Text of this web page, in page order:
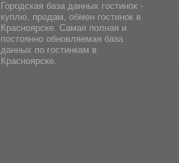
Городская база данных гостинок -
куплю, продам, обмен гостинок в
Красноярске. Самая полная и
постоянно обновляемая база
данных по гостинкам в
Красноярске.